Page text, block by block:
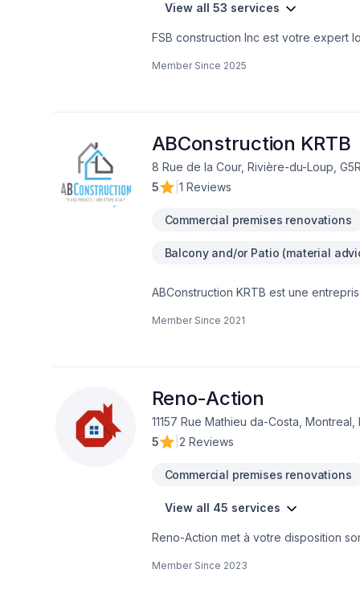
View all 53 services
FSB construction Inc est votre expert local en Rénovation et
accompagne à chaque étape, avec
Member Since 2025
ABConstruction KRTB
8 Rue de la Cour, Rivière-du-Loup,
5
1 Reviews
Commercial premises renovations
Balcony and/or Patio (material
ABConstruction KRTB est une
Member Since 2021
Reno-Action
11157 Rue Mathieu da-Costa, Montreal,
5
2 Reviews
Commercial premises renovations
View all 45 services
Reno-Action met à votre disposition
Lanaudière,Laval,Montréal. Grâce à
Member Since 2023